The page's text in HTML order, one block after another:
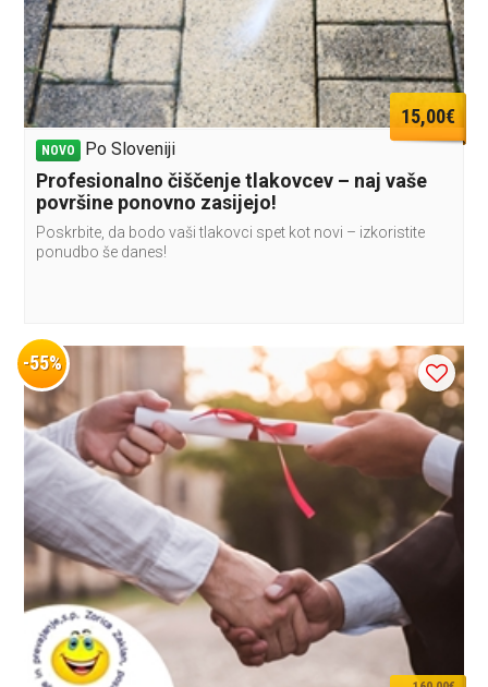
15,00€
NOVO Po Sloveniji
Profesionalno čiščenje tlakovcev – naj vaše
površine ponovno zasijejo!
Poskrbite, da bodo vaši tlakovci spet kot novi – izkoristite
ponudbo še danes!
-55%